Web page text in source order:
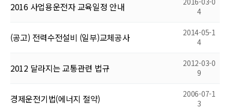
2016 사업용운전자 교육일정 안내
4
(공고) 전력수전설비 (일부)교체공사
2014-05-1
4
2012 달라지는 교통관련 법규
2012-03-0
9
경제운전기법(에너지 절약)
2006-07-1
3